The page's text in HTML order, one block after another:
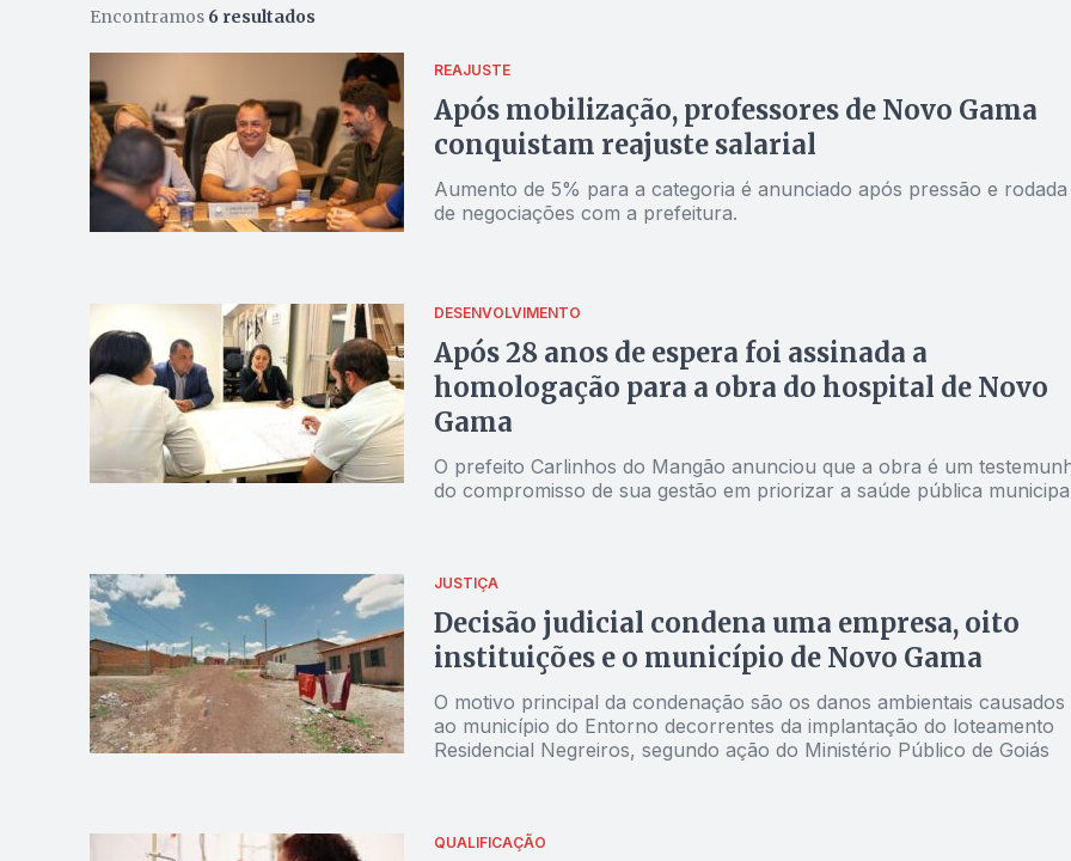
Encontramos 6 resultados
REAJUSTE
Após mobilização, professores de Novo Gama
conquistam reajuste salarial
Aumento de 5% para a categoria é anunciado após pressão e rodada
de negociações com a prefeitura.
DESENVOLVIMENTO
Após 28 anos de espera foi assinada a
homologação para a obra do hospital de Novo
Gama
O prefeito Carlinhos do Mangão anunciou que a obra é um
do compromisso de sua gestão em priorizar a saúde pública
JUSTIÇA
Decisão judicial condena uma empresa, oito
instituições e o município de Novo Gama
O motivo principal da condenação são os danos ambientais causados
ao município do Entorno decorrentes da implantação do loteamento
Residencial Negreiros, segundo ação do Ministério Público de Goiás
QUALIFICAÇÃO